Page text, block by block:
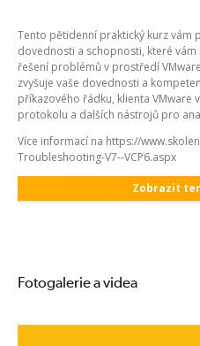
Tento pětidenní praktický kurz vám
dovednosti a schopnosti, které
řešení problémů v prostředí
zvyšuje vaše dovednosti a
příkazového řádku, klienta VMware
protokolu a dalších nástrojů pro
Více informací na https://
Troubleshooting-V7--VCP6.aspx
Zobrazit
Fotogalerie a videa